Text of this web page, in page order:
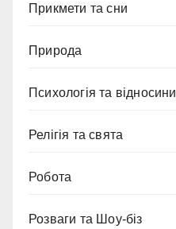
Прикмети та сни
Природа
Психологія та відносини
Релігія та свята
Робота
Розваги та Шоу-біз